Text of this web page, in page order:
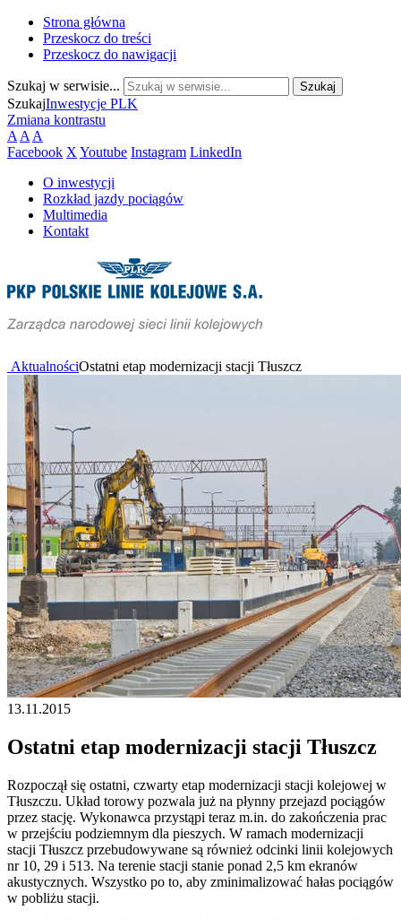
Strona główna
Przeskocz do treści
Przeskocz do nawigacji
Szukaj w serwisie...
SzukajInwestycje PLK
Zmiana kontrastu
A A A
Facebook X Youtube Instagram LinkedIn
O inwestycji
Rozkład jazdy pociągów
Multimedia
Kontakt
AktualnościOstatni etap modernizacji stacji Tłuszcz
13.11.2015
Ostatni etap modernizacji stacji Tłuszcz
Rozpoczął się ostatni, czwarty etap modernizacji stacji kolejowej w
Tłuszczu. Układ torowy pozwala już na płynny przejazd pociągów
przez stację. Wykonawca przystąpi teraz m.in. do zakończenia prac
w przejściu podziemnym dla pieszych. W ramach modernizacji
stacji Tłuszcz przebudowywane są również odcinki linii kolejowych
nr 10, 29 i 513. Na terenie stacji stanie ponad 2,5 km ekranów
akustycznych. Wszystko po to, aby zminimalizować hałas pociągów
w pobliżu stacji.